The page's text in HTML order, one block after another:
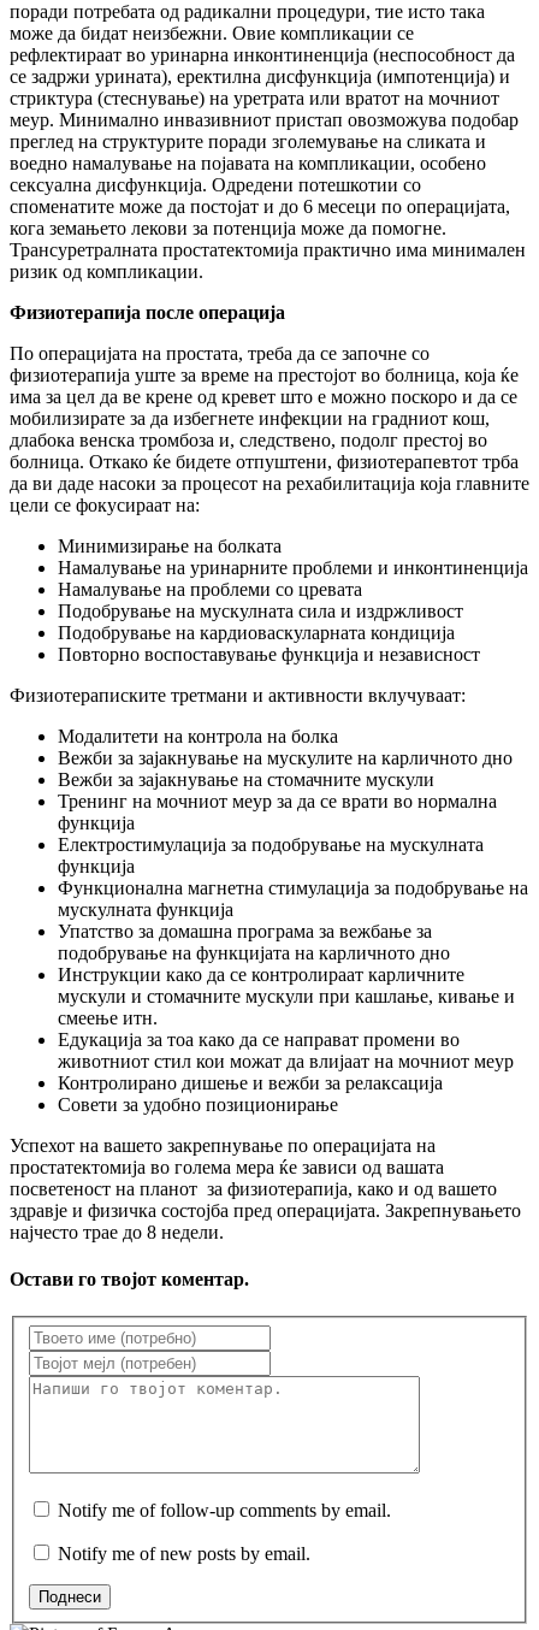
поради потребата од радикални процедури, тие исто така
може да бидат неизбежни. Овие компликации се
рефлектираат во уринарна инконтиненција (неспособност да
се задржи урината), еректилна дисфункција (импотенција) и
стриктура (стеснување) на уретрата или вратот на мочниот
меур. Минимално инвазивниот пристап овозможува подобар
преглед на структурите поради зголемување на сликата и
воедно намалување на појавата на компликации, особено
сексуална дисфункција. Одредени потешкотии со
споменатите може да постојат и до 6 месеци по операцијата,
кога земањето лекови за потенција може да помогне.
Трансуретралната простатектомија практично има минимален
ризик од компликации.
Физиотерапија после операција
По операцијата на простата, треба да се започне со
физиотерапија уште за време на престојот во болница, која ќе
има за цел да ве крене од кревет што е можно поскоро и да се
мобилизирате за да избегнете инфекции на градниот кош,
длабока венска тромбоза и, следствено, подолг престој во
болница. Откако ќе бидете отпуштени, физиотерапевтот трба
да ви даде насоки за процесот на рехабилитација која главните
цели се фокусираат на:
Минимизирање на болката
Намалување на уринарните проблеми и инконтиненција
Намалување на проблеми со цревата
Подобрување на мускулната сила и издржливост
Подобрување на кардиоваскуларната кондиција
Повторно воспоставување функција и независност
Физиотераписките третмани и активности вклучуваат:
Модалитети на контрола на болка
Вежби за зајакнување на мускулите на карличното дно
Вежби за зајакнување на стомачните мускули
Тренинг на мочниот меур за да се врати во нормална
функција
Електростимулација за подобрување на мускулната
функција
Функционална магнетна стимулација за подобрување на
мускулната функција
Упатство за домашна програма за вежбање за
подобрување на функцијата на карличното дно
Инструкции како да се контролираат карличните
мускули и стомачните мускули при кашлање, кивање и
смеење итн.
Едукација за тоа како да се направат промени во
животниот стил кои можат да влијаат на мочниот меур
Контролирано дишење и вежби за релаксација
Совети за удобно позиционирање
Успехот на вашето закрепнување по операцијата на
простатектомија во голема мера ќе зависи од вашата
посветеност на планот за физиотерапија, како и од вашето
здравје и физичка состојба пред операцијата. Закрепнувањето
најчесто трае до 8 недели.
Остави го твојот коментар.
Notify me of follow-up comments by email.
Notify me of new posts by email.
Поднеси